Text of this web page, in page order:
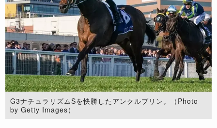
G3ナチュラリズムSを快勝したアンクルブリン。（Photo
by Getty Images）